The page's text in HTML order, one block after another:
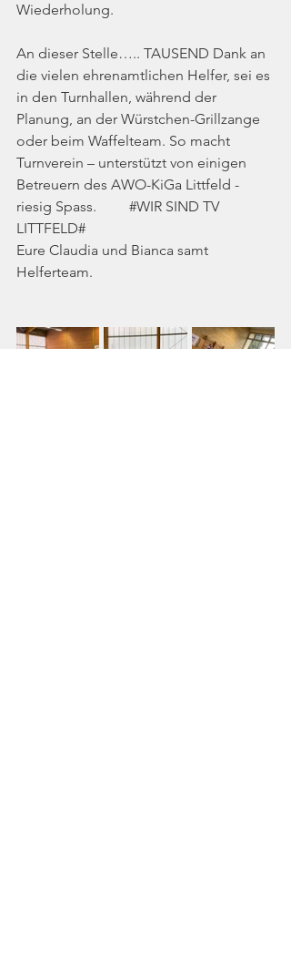
Wiederholung.
An dieser Stelle….. TAUSEND Dank an
die vielen ehrenamtlichen Helfer, sei es
in den Turnhallen, während der
Planung, an der Würstchen-Grillzange
oder beim Waffelteam. So macht
Turnverein – unterstützt von einigen
Betreuern des AWO-KiGa Littfeld -
riesig Spass. #WIR SIND TV
LITTFELD#
Eure Claudia und Bianca samt
Helferteam.